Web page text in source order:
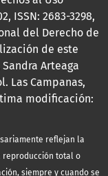
ISSN: 2683-3298,
del Derecho de
de este
Arteaga
Las Campanas,
modificación:
reflejan la
reproducción total o
siempre y cuando se